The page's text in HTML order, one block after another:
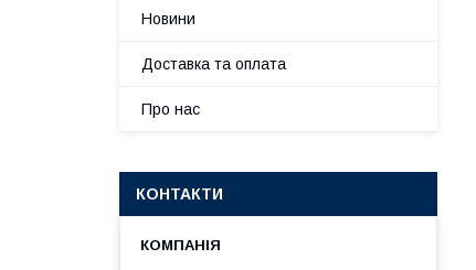
Новини
Доставка та оплата
Про нас
КОНТАКТИ